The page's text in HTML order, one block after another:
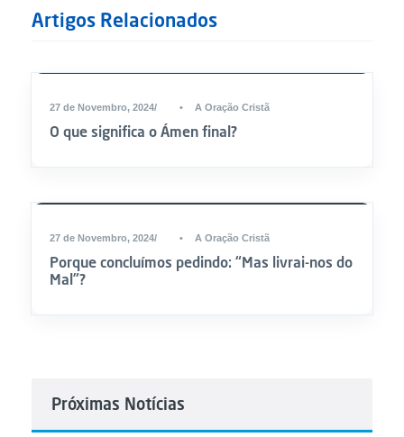
Artigos Relacionados
27 de Novembro, 2024 • A Oração Cristã
O que significa o Ámen final?
27 de Novembro, 2024 • A Oração Cristã
Porque concluímos pedindo: “Mas livrai-nos do
Mal”?
Próximas Notícias